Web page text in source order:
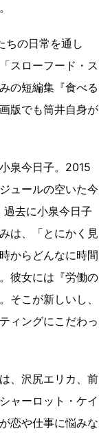
ちの日常を通し
スローフード・ス
の短編集『食べる
版でも筒井自身が
泉今日子。2015
ュールの空いた今
去に小泉今日子
は、「とにかく見
からどんなに時間
彼女には『労働の
そこが新しいし、
ィングにこだわっ
、沢尻エリカ、前
ャーロット・ケイ
恋や仕事に悩みな